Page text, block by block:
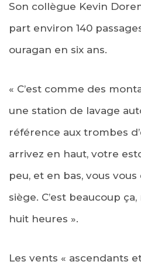
Son collègue Kevin
part environ 140
ouragan en six ans.
« C’est comme des
une station de lavage
référence aux trombes
arrivez en haut, votre
peu, et en bas, vous
siège. C’est beaucoup
huit heures ».
Les vents « ascendants